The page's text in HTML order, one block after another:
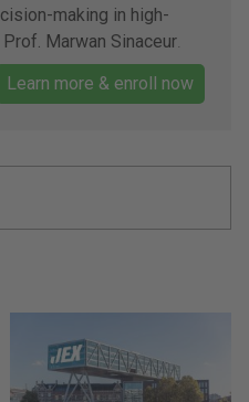
making in high-
Prof. Marwan Sinaceur.
Learn more & enroll now